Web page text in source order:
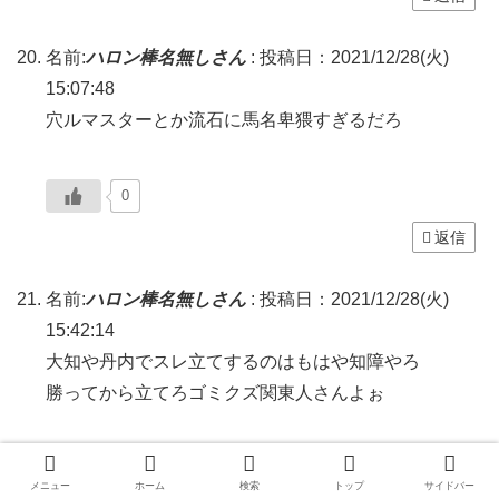
名前:ハロン棒名無しさん : 投稿日：2021/12/28(火)
15:07:48
穴ルマスターとか流石に馬名卑猥すぎるだろ
0
返信
名前:ハロン棒名無しさん : 投稿日：2021/12/28(火)
15:42:14
大知や丹内でスレ立てするのはもはや知障やろ
勝ってから立てろゴミクズ関東人さんよぉ
メニュー ホーム 検索 トップ サイドバー